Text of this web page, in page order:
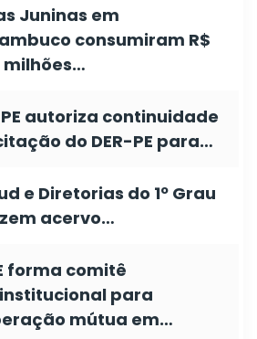
Juninas em
consumiram R$
milhões…
autoriza continuidade
do DER-PE para…
e Diretorias do 1º Grau
acervo…
forma comitê
para
mútua em…